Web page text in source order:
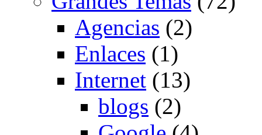
Agencias (2)
Enlaces (1)
Internet (13)
blogs (2)